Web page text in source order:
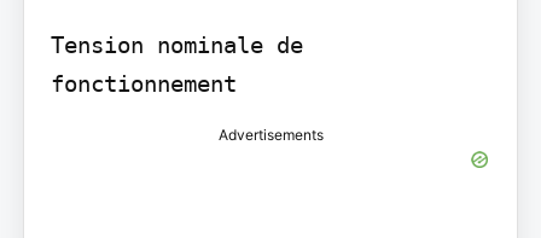
Tension nominale de
Advertisements